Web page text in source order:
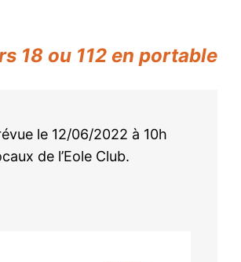
18 ou 112 en portable
le 12/06/2022 à 10h
de l’Eole Club.